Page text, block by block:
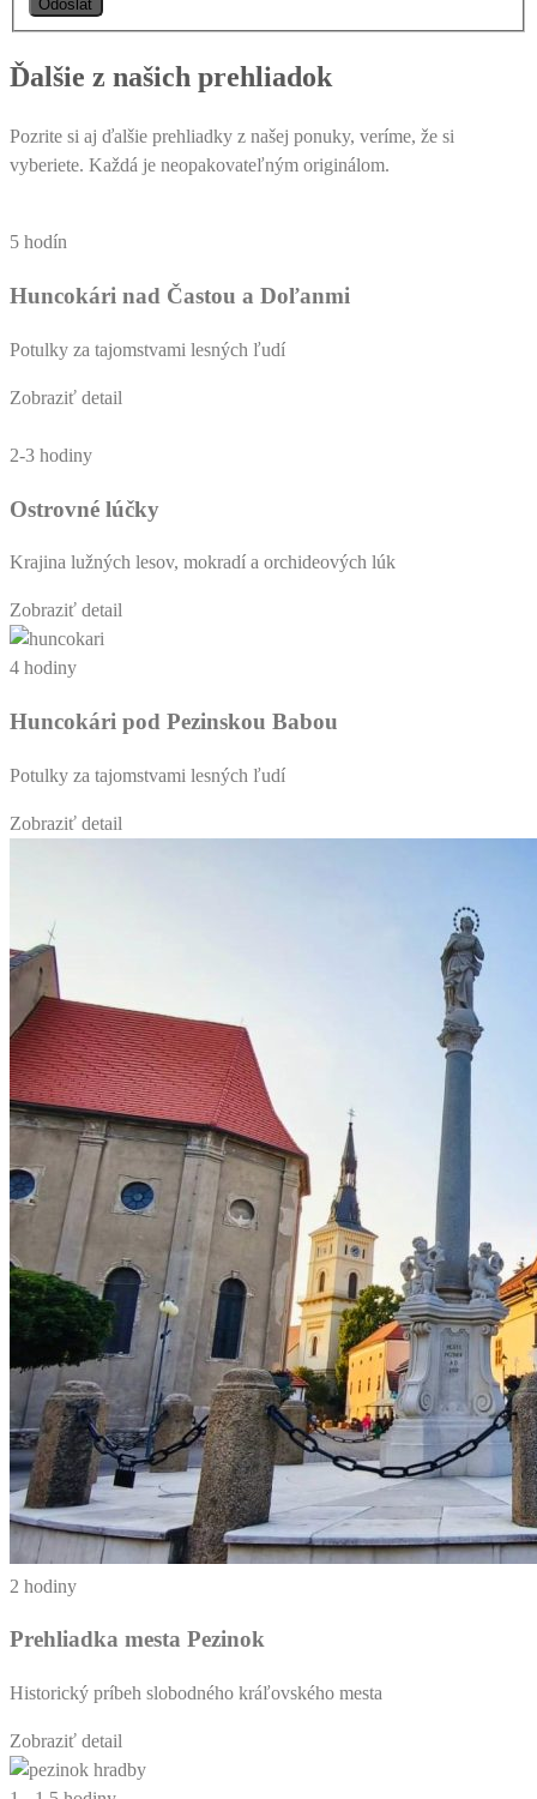
Ďalšie z našich prehliadok
Pozrite si aj ďalšie prehliadky z našej ponuky, veríme, že si
vyberiete. Každá je neopakovateľným originálom.
5 hodín
Huncokári nad Častou a Doľanmi
Potulky za tajomstvami lesných ľudí
Zobraziť detail
2-3 hodiny
Ostrovné lúčky
Krajina lužných lesov, mokradí a orchideových lúk
Zobraziť detail
4 hodiny
Huncokári pod Pezinskou Babou
Potulky za tajomstvami lesných ľudí
Zobraziť detail
2 hodiny
Prehliadka mesta Pezinok
Historický príbeh slobodného kráľovského mesta
Zobraziť detail